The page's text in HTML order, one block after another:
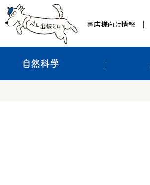
書店様向け情報
自然科学